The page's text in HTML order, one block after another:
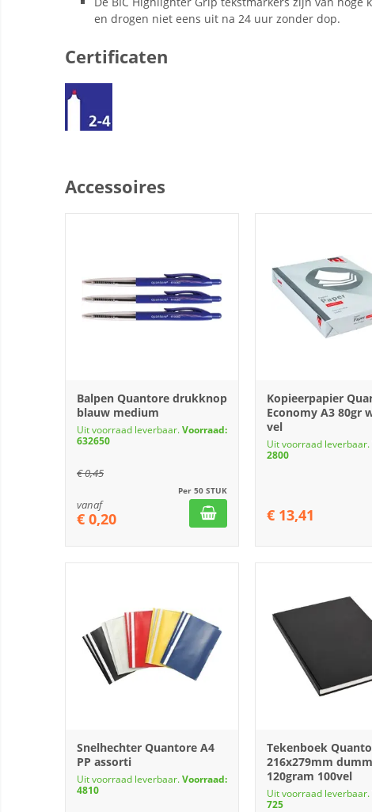
en drogen niet eens uit na 24 uur zonder dop.
Certificaten
Accessoires
Balpen Quantore drukknop
blauw medium
Uit voorraad leverbaar.Voorraad:
632650
€0,45
Per 50 STUK
vanaf
€ 0,20
Kopieerpapier
Economy A3 80gr
vel
Uit voorraad leverbaar.
2800
€ 13,41
Snelhechter Quantore A4
PP assorti
Uit voorraad leverbaar.Voorraad:
4810
Tekenboek
216x279mm
120gram 100vel
Uit voorraad leverbaar.
725